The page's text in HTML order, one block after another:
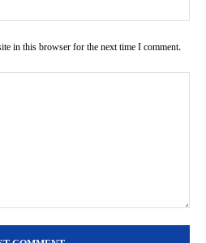
in this browser for the next time I comment.